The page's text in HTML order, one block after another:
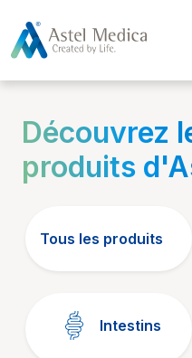
Découvrez
produits
Tous les produits
Intestins